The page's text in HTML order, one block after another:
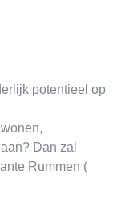
potentieel op
Dan zal
Rummen (
dagelijks tal